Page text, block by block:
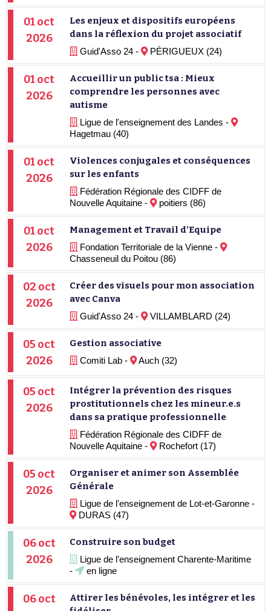
01 oct
2026
Les enjeux et dispositifs européens
dans la réflexion du projet associatif
Guid'Asso 24 - PÉRIGUEUX (24)
01 oct
2026
Accueillir un public tsa : Mieux
comprendre les personnes avec
autisme
Ligue de l'enseignement des Landes -
Hagetmau (40)
01 oct
2026
Violences conjugales et conséquences
sur les enfants
Fédération Régionale des CIDFF de
Nouvelle Aquitaine -
poitiers (86)
01 oct
2026
Management et Travail d’Equipe
Fondation Territoriale de la Vienne -
Chasseneuil du Poitou (86)
02 oct
2026
Créer des visuels pour mon association
avec Canva
Guid'Asso 24 - VILLAMBLARD (24)
05 oct
2026
Gestion associative
Comiti Lab - Auch (32)
05 oct
2026
Intégrer la prévention des risques
prostitutionnels chez les mineur.e.s
dans sa pratique professionnelle
Fédération Régionale des CIDFF de
Nouvelle Aquitaine -
Rochefort (17)
05 oct
2026
Organiser et animer son Assemblée
Générale
Ligue de l'enseignement de Lot-et-Garonne -
DURAS (47)
06 oct
2026
Construire son budget
Ligue de l'enseignement Charente-Maritime
-
en ligne
06 oct
Attirer les bénévoles, les intégrer et les